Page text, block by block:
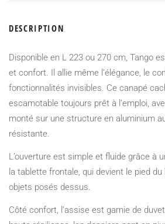
DESCRIPTION
Disponible en L 223 ou 270 cm, Tango
et confort. Il allie même l’élégance, le
fonctionnalités invisibles. Ce canapé
escamotable toujours prêt à l’emploi,
monté sur une structure en aluminium
résistante.
L’ouverture est simple et fluide grâce à
la tablette frontale, qui devient le pied
objets posés dessus.
Côté confort, l’assise est garnie de